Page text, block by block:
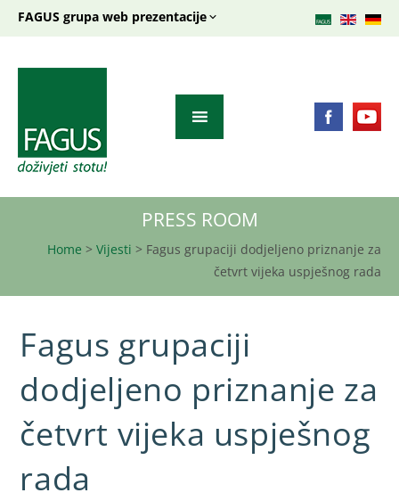
FAGUS grupa web prezentacije
PRESS ROOM
Home > Vijesti > Fagus grupaciji dodjeljeno priznanje za
četvrt vijeka uspješnog rada
Fagus grupaciji
dodjeljeno priznanje za
četvrt vijeka uspješnog
rada